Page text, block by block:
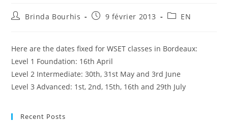
Auteur/autrice
publication :
Brinda Bourhis
Publication
9 février 2013
PostEN
Here are the dates fixed for WSET classes in Bordeaux:
Level 1 Foundation: 16th April
Level 2 Intermediate: 30th, 31st May and 3rd June
Level 3 Advanced: 1st, 2nd, 15th, 16th and 29th July
Recent Posts